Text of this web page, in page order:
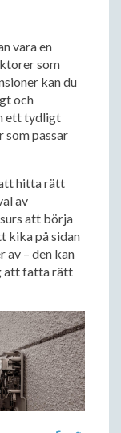
vara en
som
kan du
och
ett tydligt
som passar
hitta rätt
av
att börja
kika på sidan
av – den kan
att fatta rätt